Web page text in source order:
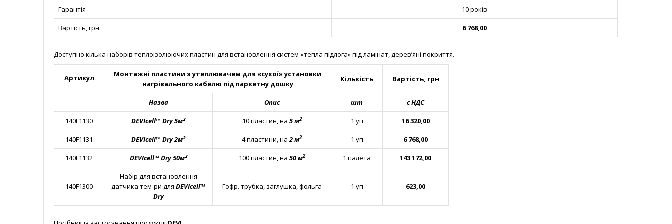
Гарантія 10 років
Вартість, грн. 6 768,00
Доступно кілька наборів теплоізолюючих пластин для встановлення систем «тепла підлога» під ламінат, дерев’яні покриття.
Артикул
Монтажні пластини з утеплювачем для «сухої» установки
нагрівального кабелю під паркетну дошку
Кількість Вартість, грн
Назва Опис шт с НДС
140F1130 DEVIcell™ Dry 5м² 10 пластин, на 5 м2 1 уп 16 320,00
140F1131 DEVIcell™ Dry 2м² 4 пластини, на2 м2 1 уп 6 768,00
140F1132 DEVIcell™ Dry 50м² 100 пластин, на 50 м2 1 палета 143 172,00
140F1300
Набір для встановлення
датчика тем-ри для DEVIcell™
Dry
Гофр. трубка, заглушка, фольга 1 уп 623,00